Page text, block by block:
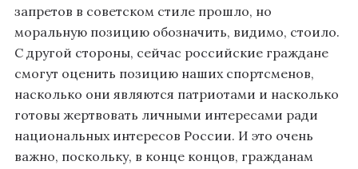
запретов в советском стиле прошло, но
моральную позицию обозначить, видимо, стоило.
С другой стороны, сейчас российские граждане
смогут оценить позицию наших спортсменов,
насколько они являются патриотами и насколько
готовы жертвовать личными интересами ради
национальных интересов России. И это очень
важно, поскольку, в конце концов, гражданам